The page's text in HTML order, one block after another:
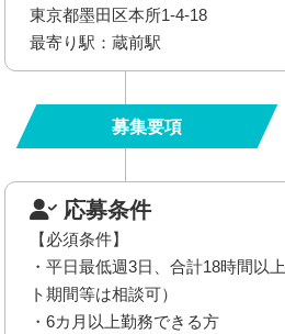
東京都墨田区本所1-4-18
最寄り駅：蔵前駅
募集要項
応募条件
【必須条件】
・平日最低週3日、合計18時間以
ト期間等は相談可）
・6カ月以上勤務できる方